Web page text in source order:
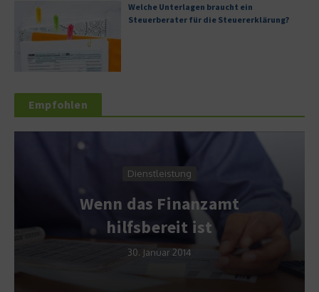
Welche Unterlagen braucht ein
Steuerberater für die Steuererklärung?
Empfohlen
Dienstleistung
Wenn das Finanzamt
hilfsbereit ist
30. Januar 2014